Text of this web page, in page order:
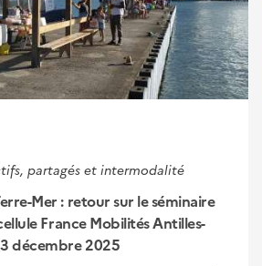
partagés et intermodalité
Mer : retour sur le séminaire
France Mobilités Antilles-
décembre 2025